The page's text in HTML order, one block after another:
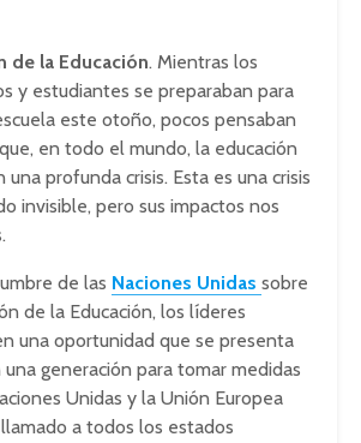
de la Educación. Mientras los
y estudiantes se preparaban para
este otoño, pocos pensaban
en todo el mundo, la educación
profunda crisis. Esta es una crisis
invisible, pero sus impactos nos
de las Naciones Unidas sobre
de la Educación, los líderes
una oportunidad que se presenta
generación para tomar medidas
Unidas y la Unión Europea
a todos los estados